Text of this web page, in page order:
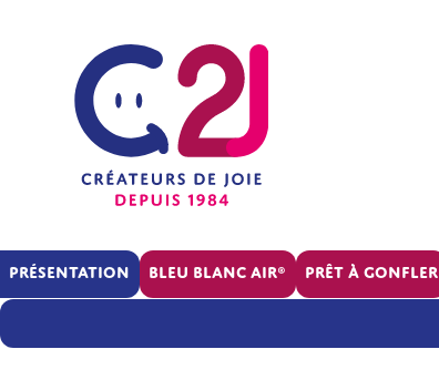
Présentation BLEU BLANC AIR® Prêt à gonfler